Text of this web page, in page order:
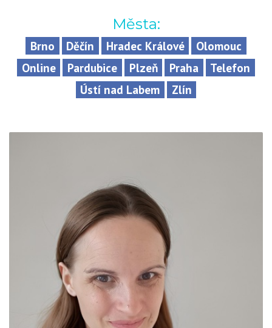
Města:
Brno Děčín Hradec Králové
Olomouc
Online
Pardubice Plzeň Praha
Telefon
Ústí nad Labem
Zlín